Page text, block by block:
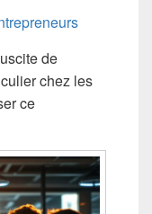
de
chez les
ce